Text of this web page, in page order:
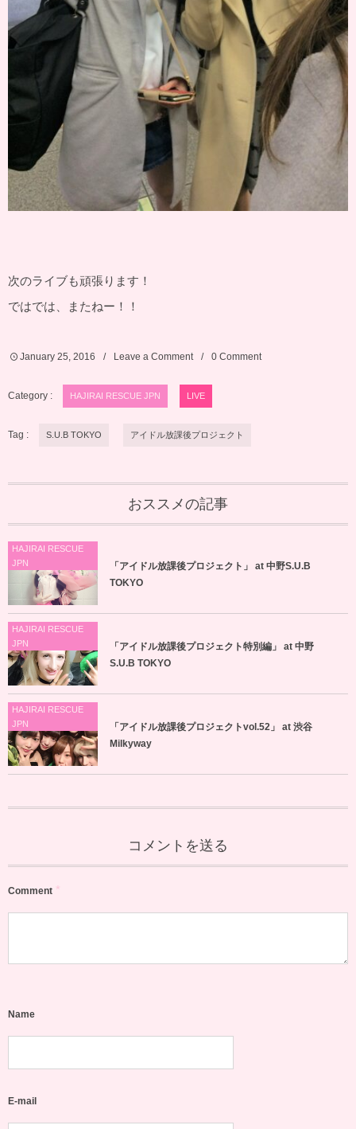
次のライブも頑張ります！
ではでは、またねー！！
January 25 ,2016 Leave a Comment 0 Comment
Category : HAJIRAI RESCUE JPN LIVE
Tag : S.U.B TOKYO アイドル放課後プロジェクト
おススメの記事
HAJIRAI RESCUE
JPN
「アイドル放課後プロジェクト」 at 中野S.U.B
TOKYO
HAJIRAI RESCUE
JPN
「アイドル放課後プロジェクト特別編」 at 中野
S.U.B TOKYO
HAJIRAI RESCUE
JPN
「アイドル放課後プロジェクトvol.52」 at 渋谷
Milkyway
コメントを送る
Comment *
Name
E-mail